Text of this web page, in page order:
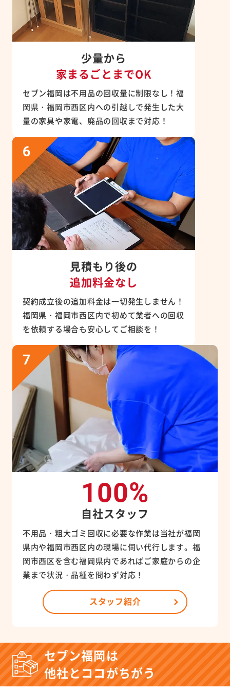
少量から
家まるごとまでOK
セブン福岡は不用品の回収量に制限なし！福
岡県・福岡市西区内への引越しで発生した大
量の家具や家電、廃品の回収まで対応！
見積もり後の
追加料金なし
契約成立後の追加料金は一切発生しません！
福岡県・福岡市西区内で初めて業者への回収
を依頼する場合も安心してご相談を！
100%
自社スタッフ
不用品・粗大ゴミ回収に必要な作業は当社が福岡
県内や福岡市西区内の現場に伺い代行します。福
岡市西区を含む福岡県内であればご家庭からの企
業まで状況・品種を問わず対応！
スタッフ紹介
セブン福岡は
他社とココがちがう